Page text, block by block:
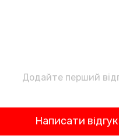
Додайте перший
Написати відгук